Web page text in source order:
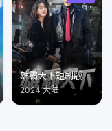
雄霸天下短剧版
2024 大陆